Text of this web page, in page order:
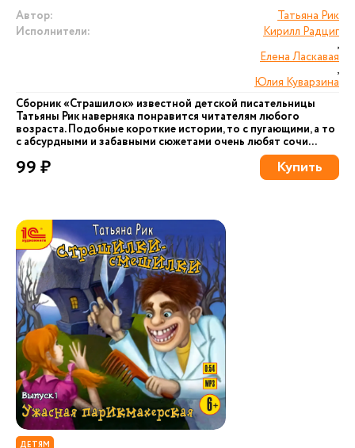
Автор:
Татьяна Рик
Исполнители:
Кирилл Радциг
,
Елена Ласкавая
,
Юлия Куварзина
Сборник «Страшилок» известной детской писательницы
Татьяны Рик наверняка понравится читателям любого
возраста. Подобные короткие истории, то с пугающими, а то
с абсурдными и забавными сюжетами очень любят сочи...
99 ₽ Купить
ДЕТЯМ